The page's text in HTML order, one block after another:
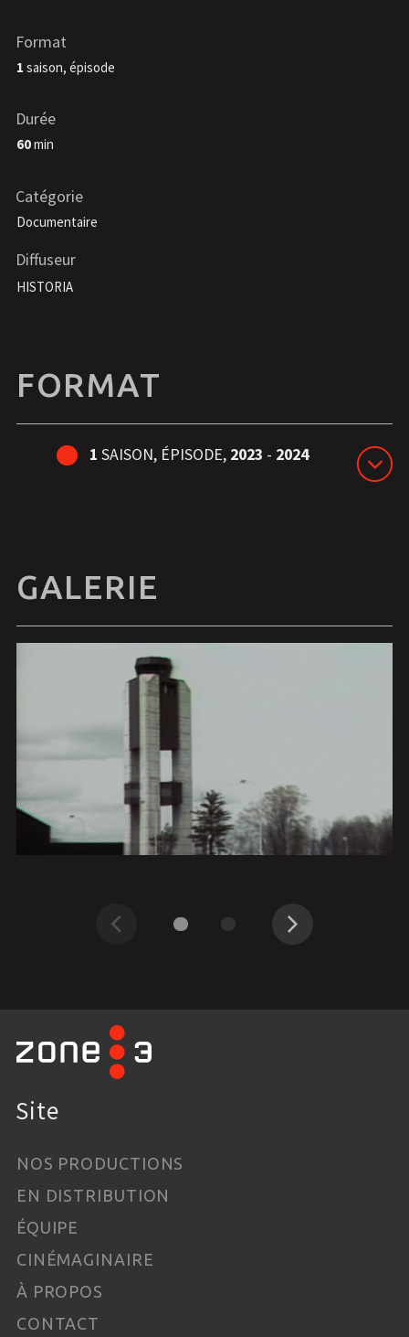
Format
1 saison, épisode
Durée
60min
Catégorie
Documentaire
Diffuseur
HISTORIA
FORMAT
1 SAISON, ÉPISODE, 2023 - 2024
GALERIE
Précédent Suivant
Site
NOS PRODUCTIONS
EN DISTRIBUTION
ÉQUIPE
CINÉMAGINAIRE
À PROPOS
CONTACT